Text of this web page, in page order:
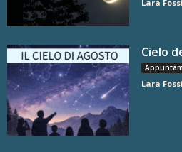
Lara Fossi
Cielo
Lara Fossi